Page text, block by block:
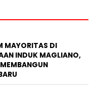
MAYORITAS DI
INDUK MAGLIANO,